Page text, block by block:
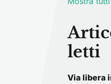
letti
Via libera